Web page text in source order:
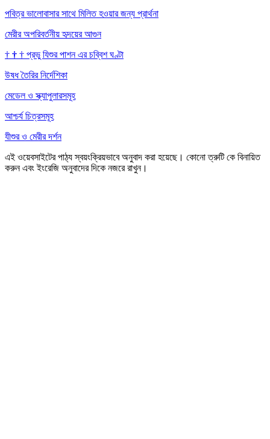
পবিত্র ভালোবাসার সাথে মিলিত হওয়ার জন্য প্রার্থনা
মেরীর অপরিবর্তনীয় হৃদয়ের আগুন
† † † প্রভু যিশুর পাশন এর চব্বিশ ঘণ্টা
উষধ তৈরির নির্দেশিকা
মেডেল ও স্ক্যাপুলারসমূহ
আশ্চর্য চিত্রসমূহ
যীশুর ও মেরীর দর্শন
এই ওয়েবসাইটের পাঠ্য স্বয়ংক্রিয়ভাবে অনুবাদ করা হয়েছে। কোনো ত্রুটি কে বিনায়িত
করুন এবং ইংরেজি অনুবাদের দিকে নজরে রাখুন।